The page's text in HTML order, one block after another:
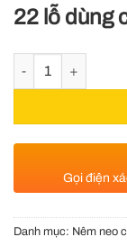
22 lỗ dùng
Gọi điện
Danh mục: Nêm neo